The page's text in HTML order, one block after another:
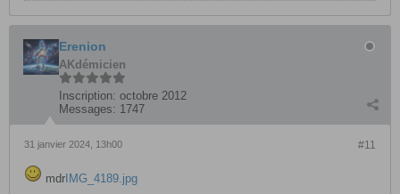
Erenion
AKdémicien
Inscription: octobre 2012
Messages: 1747
#11
31 janvier 2024, 13h00
mdrIMG_4189.jpg